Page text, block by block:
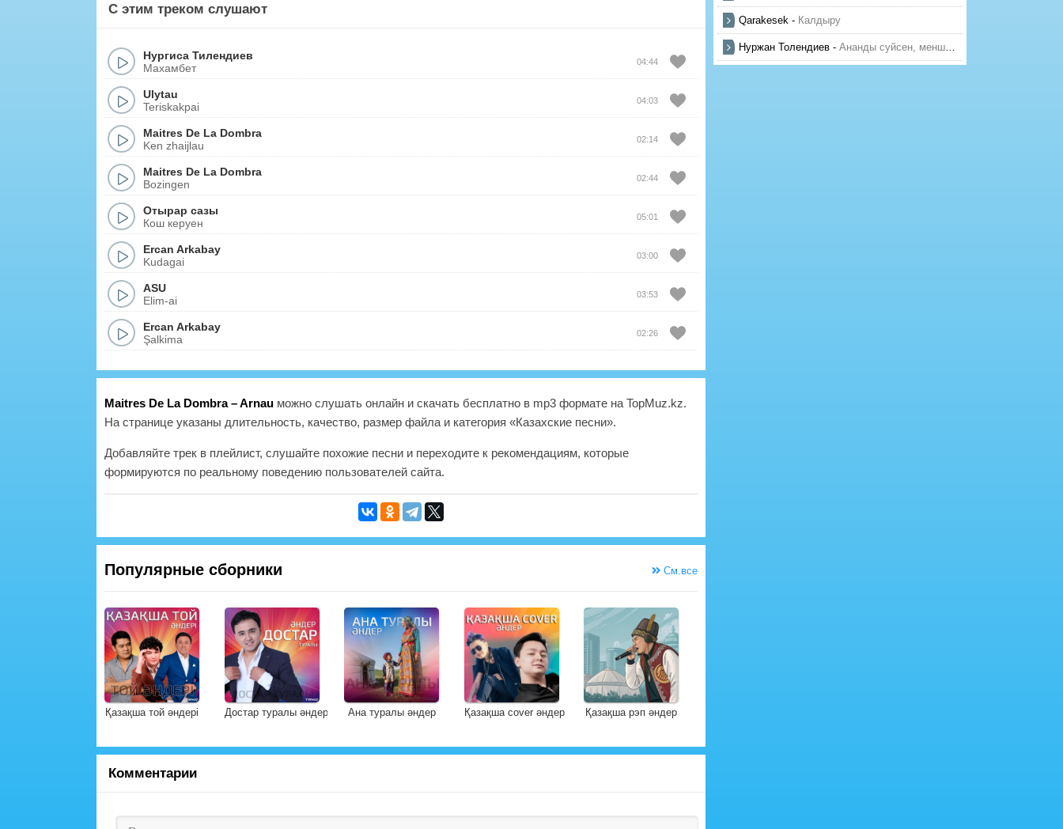
С этим треком слушают
Нургиса Тилендиев
Махамбет
04:44
Ulytau
Teriskakpai
04:03
Maitres De La Dombra
Ken zhaijlau
02:14
Maitres De La Dombra
Bozingen
02:44
Отырар сазы
Кош керуен
05:01
Ercan Arkabay
Kudagai
03:00
ASU
Elim-ai
03:53
Ercan Arkabay
Şalkima
02:26
Maitres De La Dombra – Arnau можно слушать онлайн и скачать бесплатно в mp3 формате на TopMuz.kz.
На странице указаны длительность, качество, размер файла и категория «Казахские песни».
Добавляйте трек в плейлист, слушайте похожие песни и переходите к рекомендациям, которые
формируются по реальному поведению пользователей сайта.
Популярные сборники См.все
Қазақша той әндері Достар туралы әндер Ана туралы әндер Қазақша cover әндер Қазақша рэп әндер
Комментарии
Qarakesek - Калдыру
Нуржан Толендиев - Ананды суйсен, менше суй